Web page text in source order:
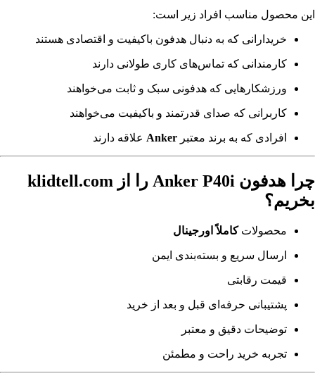
این محصول مناسب افراد زیر است:
خریدارانی که به دنبال هدفون باکیفیت و اقتصادی هستند
کارمندانی که تماس‌های کاری طولانی دارند
ورزشکارهایی که هدفونی سبک و ثابت می‌خواهند
کاربرانی که صدای قدرتمند و باکیفیت می‌خواهند
افرادی که به برند معتبر Anker علاقه دارند
چرا هدفون Anker P40i را از klidtell.com
بخریم؟
محصولاتکاملاً اورجینال
ارسال سریع و بسته‌بندی ایمن
قیمت رقابتی
پشتیبانی حرفه‌ای قبل و بعد از خرید
توضیحات دقیق و معتبر
تجربه خرید راحت و مطمئن